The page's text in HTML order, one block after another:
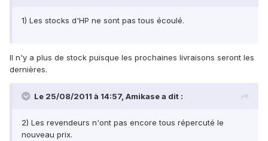
1) Les stocks d'HP ne sont pas tous écoulé.
Il n'y a plus de stock puisque les prochaines livraisons seront les
dernières.
Le 25/08/2011 à 14:57, Amikase a dit :
2) Les revendeurs n'ont pas encore tous répercuté le
nouveau prix.